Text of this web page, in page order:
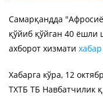
Самарқандда
қўйиб қўйган 40
ахборот хизмати хабар
Хабарга кўра, 12
ТХТБ ТБ Навбатчилик